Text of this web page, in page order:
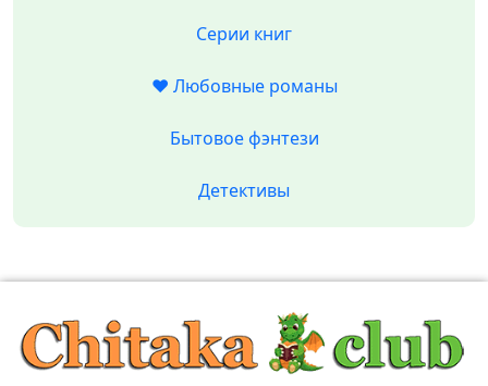
Серии книг
❤️ Любовные романы
Бытовое фэнтези
Детективы